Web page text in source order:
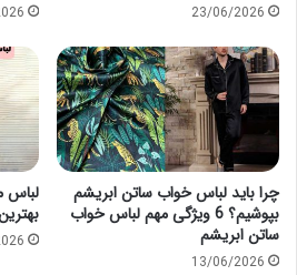
23/06/2026
چرا باید لباس خواب ساتن ابریشم
بپوشیم؟ 6 ویژگی مهم لباس خواب
ساتن ابریشم
13/06/2026
لباس